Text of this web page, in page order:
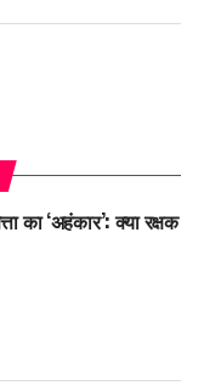
का ‘अहंकार’: क्या रक्षक